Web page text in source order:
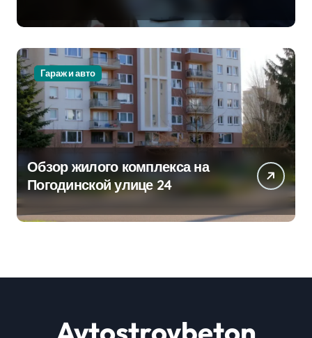
Гараж и авто
Обзор жилого комплекса на
Погодинской улице 24